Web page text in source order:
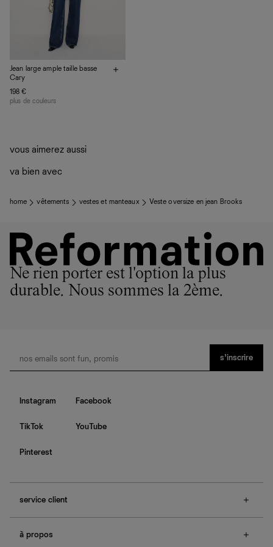
nous privilégions le bien-être des équipes et la réduction
de notre empreinte environnementale.
Jean large ample taille basse
Cary
198 €
plus de couleurs
vous aimerez aussi
va bien avec
home vêtements vestes et manteaux Veste oversize en jean Brooks
Ne rien porter est l'option la plus
durable. Nous sommes la 2ème.
s’inscrire
Instagram Facebook
TikTok YouTube
Pinterest
service client
contactez-nous
à propos